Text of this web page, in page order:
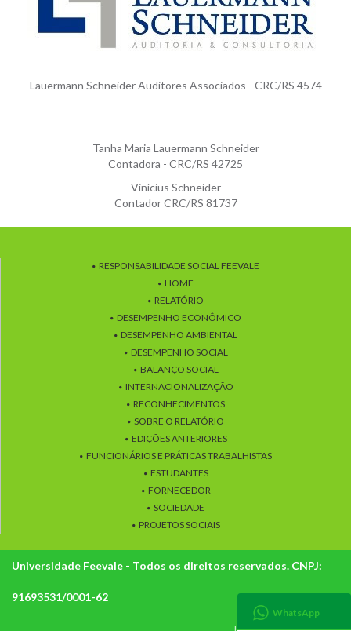
Lauermann Schneider Auditores Associados - CRC/RS 4574
Tanha Maria Lauermann Schneider
Contadora - CRC/RS 42725
Vinícius Schneider
Contador CRC/RS 81737
WhatsApp
RESPONSABILIDADE SOCIAL FEEVALE
HOME
RELATÓRIO
DESEMPENHO ECONÔMICO
DESEMPENHO AMBIENTAL
DESEMPENHO SOCIAL
BALANÇO SOCIAL
INTERNACIONALIZAÇÃO
RECONHECIMENTOS
SOBRE O RELATÓRIO
EDIÇÕES ANTERIORES
FUNCIONÁRIOS E PRÁTICAS TRABALHISTAS
ESTUDANTES
FORNECEDOR
SOCIEDADE
PROJETOS SOCIAIS
Universidade Feevale - Todos os direitos reservados. CNPJ:
91693531/0001-62
POLÍTICA DE PRIVACIDADE